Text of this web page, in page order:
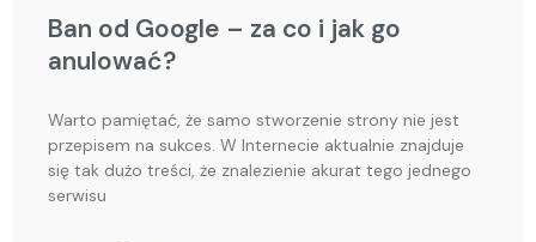
Ban od Google – za co i jak go
anulować?
Warto pamiętać, że samo stworzenie strony nie jest
przepisem na sukces. W Internecie aktualnie znajduje
się tak dużo treści, że znalezienie akurat tego jednego
serwisu